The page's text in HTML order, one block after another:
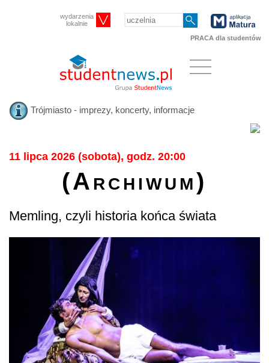
wydarzenia
lokalnie
PRACA dla studentów
Trójmiasto - imprezy, koncerty, informacje
11 lipca 2026 (sobota), godz. 20:00
(Archiwum)
Memling, czyli historia końca świata